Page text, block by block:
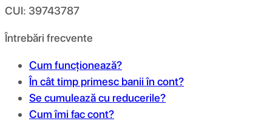
CUI: 39743787
Întrebări frecvente
Cum funcționează?
În cât timp primesc banii în cont?
Se cumulează cu reducerile?
Cum îmi fac cont?